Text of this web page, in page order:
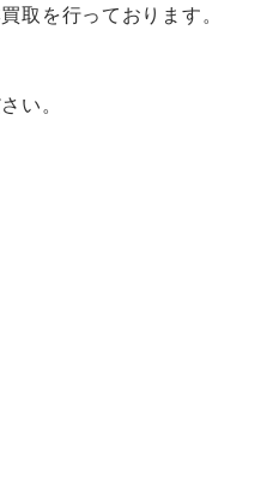
取を行っております。
い。